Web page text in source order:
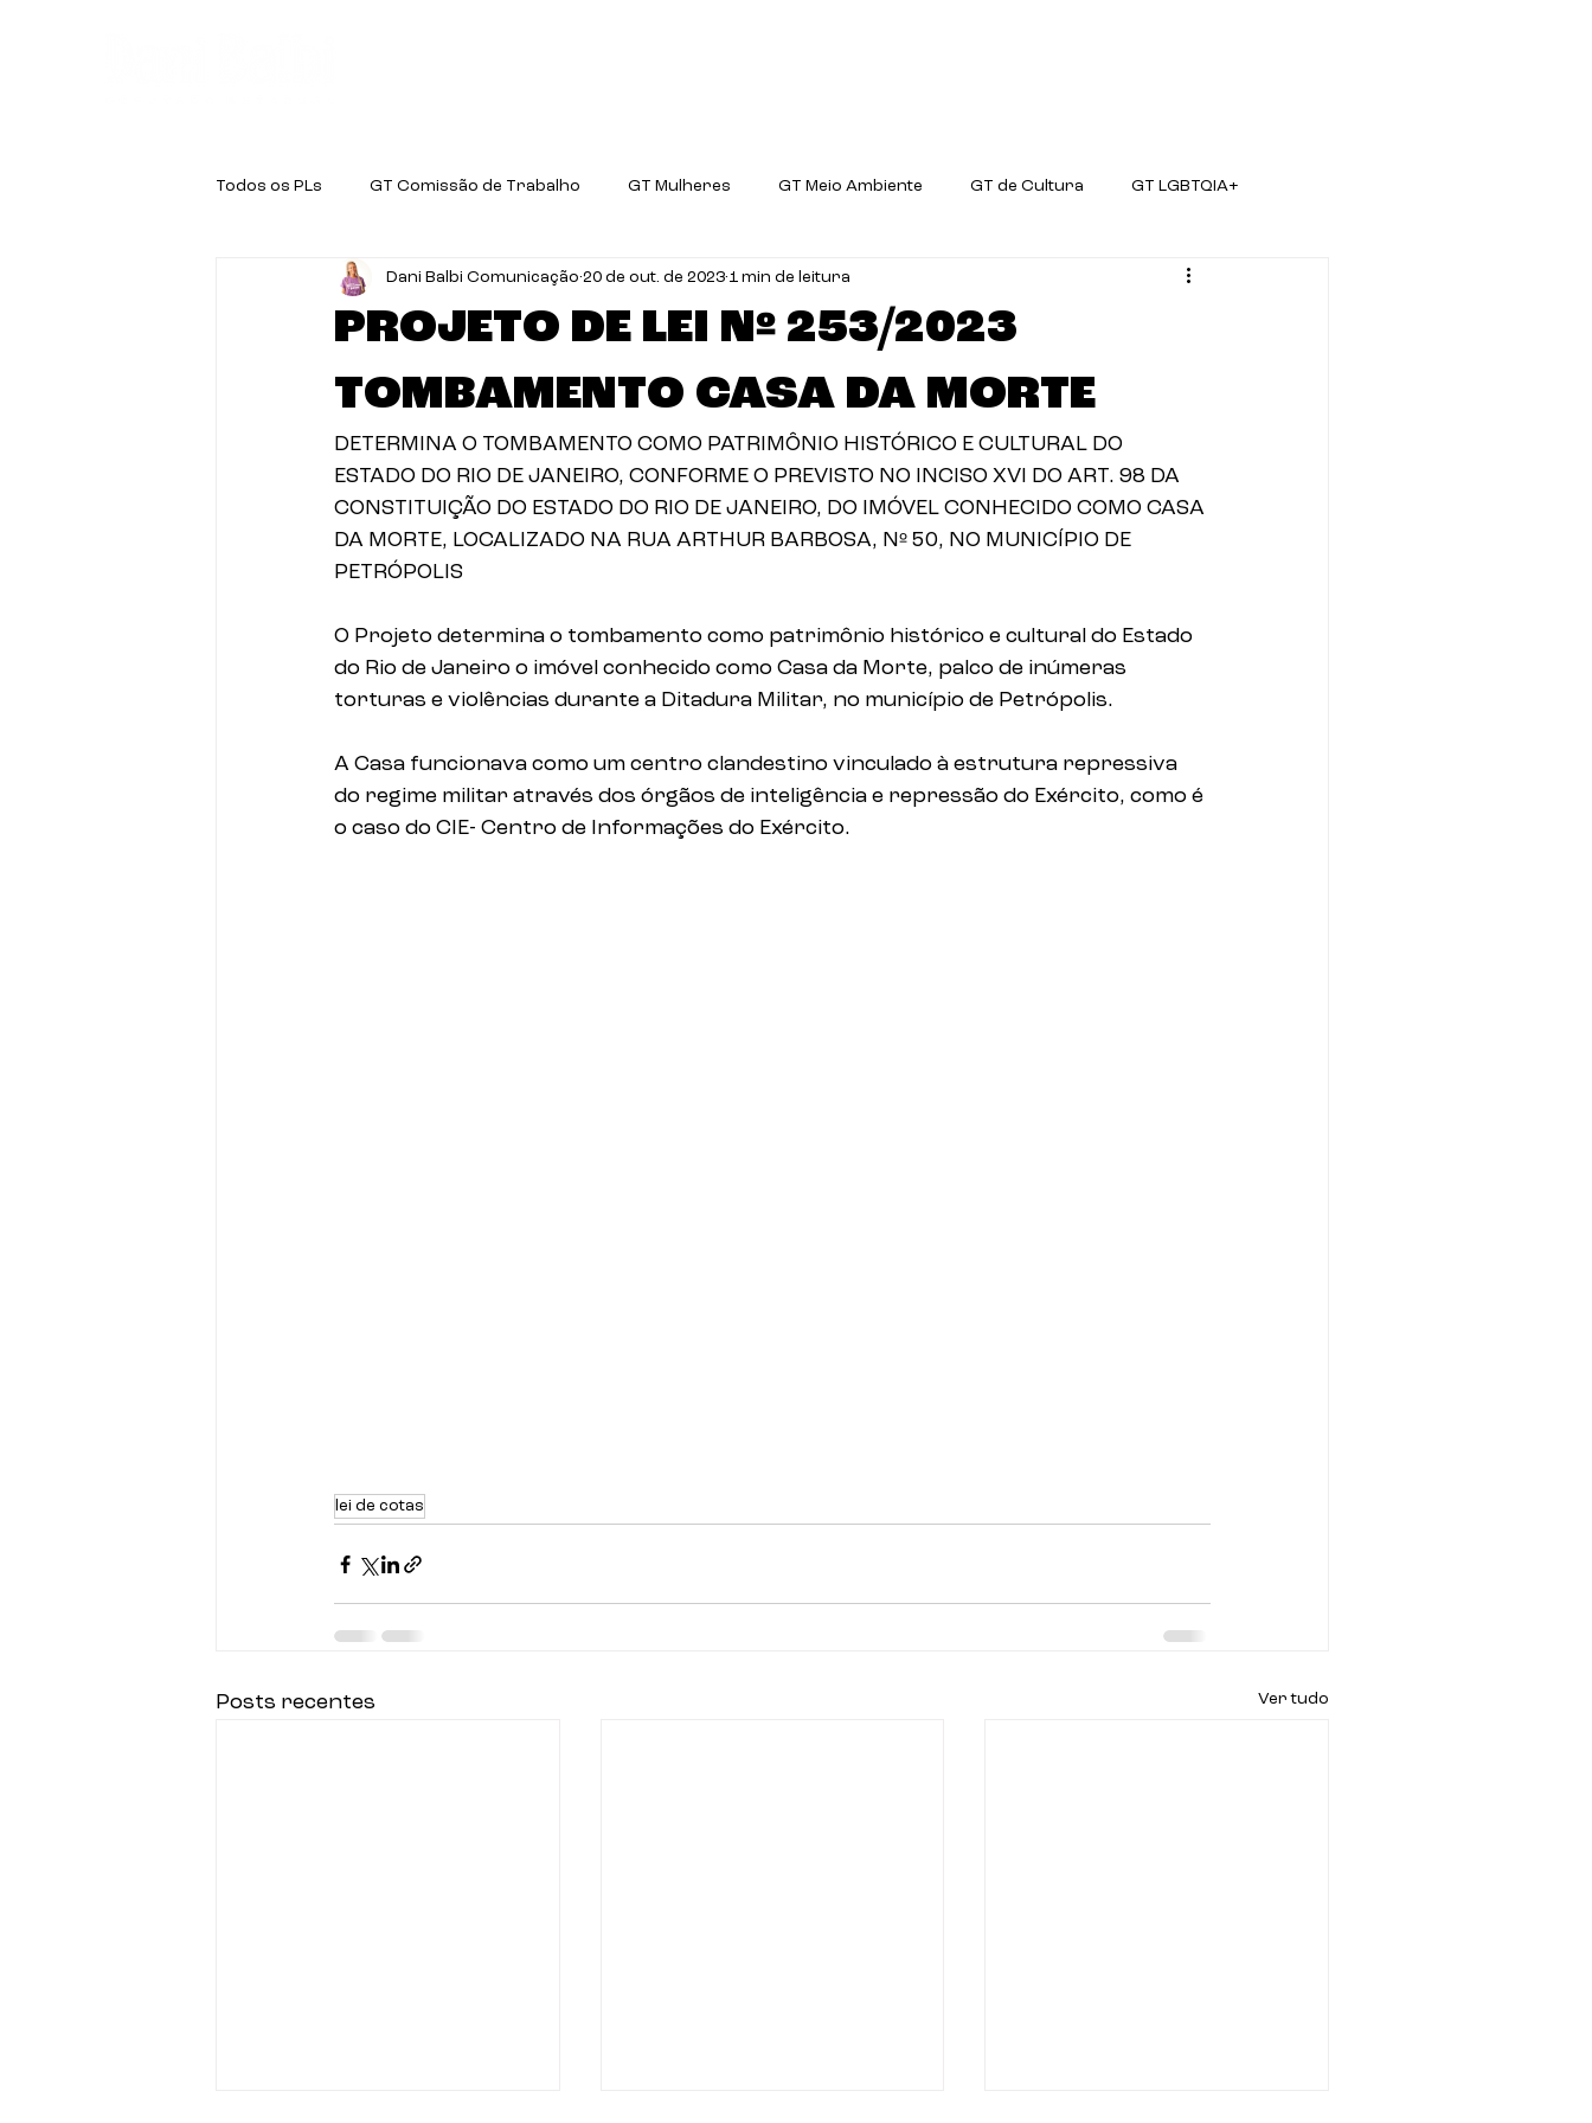
Todos os PLs GT Comissão de Trabalho GT Mulheres GT Meio Ambiente GT de Cultura GT LGBTQIA+
GT Educação GT Negritude GT Ciência e Tecnologia
PROJETO DE LEI Nº 253/2023
TOMBAMENTO CASA DA MORTE
Dani Balbi Comunicação 20 de out. de 2023 1 min de leitura
DETERMINA O TOMBAMENTO COMO PATRIMÔNIO HISTÓRICO E CULTURAL DO
ESTADO DO RIO DE JANEIRO, CONFORME O PREVISTO NO INCISO XVI DO ART. 98 DA
CONSTITUIÇÃO DO ESTADO DO RIO DE JANEIRO, DO IMÓVEL CONHECIDO COMO CASA
DA MORTE, LOCALIZADO NA RUA ARTHUR BARBOSA, Nº 50, NO MUNICÍPIO DE
PETRÓPOLIS
O Projeto determina o tombamento como patrimônio histórico e cultural do Estado
do Rio de Janeiro o imóvel conhecido como Casa da Morte, palco de inúmeras
torturas e violências durante a Ditadura Militar, no município de Petrópolis.
A Casa funcionava como um centro clandestino vinculado à estrutura repressiva
do regime militar através dos órgãos de inteligência e repressão do Exército, como é
o caso do CIE- Centro de Informações do Exército.
lei de cotas
Posts recentes Ver tudo